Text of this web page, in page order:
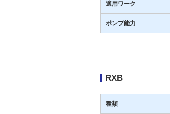
適用ワーク
ポンプ能力
RXB
種類